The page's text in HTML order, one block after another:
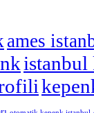
ames
istanbul